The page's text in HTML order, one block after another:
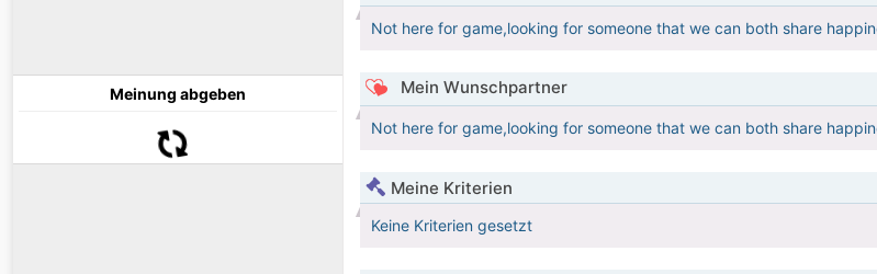
Meinung abgeben
Not here for game,looking for someone that we can both share
Mein Wunschpartner
Not here for game,looking for someone that we can both share
Meine Kriterien
Keine Kriterien gesetzt